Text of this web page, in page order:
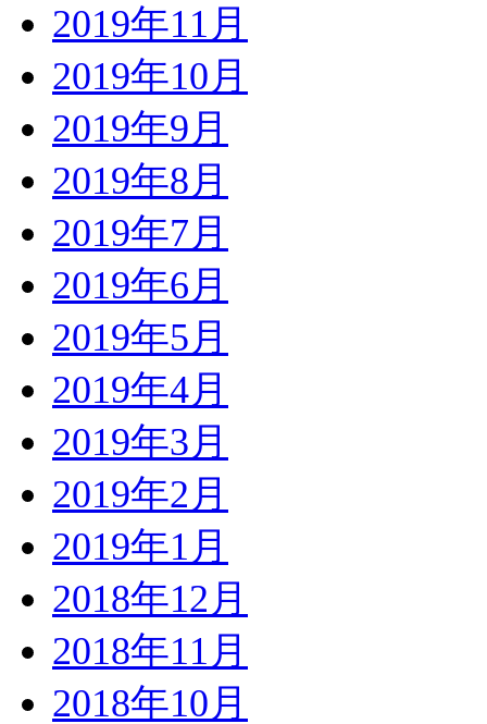
2019年11月
2019年10月
2019年9月
2019年8月
2019年7月
2019年6月
2019年5月
2019年4月
2019年3月
2019年2月
2019年1月
2018年12月
2018年11月
2018年10月